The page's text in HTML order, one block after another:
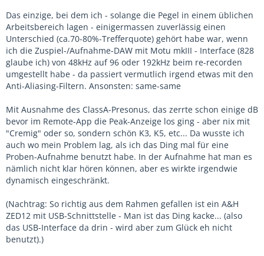
Das einzige, bei dem ich - solange die Pegel in einem üblichen
Arbeitsbereich lagen - einigermassen zuverlässig einen
Unterschied (ca.70-80%-Trefferquote) gehört habe war, wenn
ich die Zuspiel-/Aufnahme-DAW mit Motu mkIII - Interface (828
glaube ich) von 48kHz auf 96 oder 192kHz beim re-recorden
umgestellt habe - da passiert vermutlich irgend etwas mit den
Anti-Aliasing-Filtern. Ansonsten: same-same
Mit Ausnahme des ClassA-Presonus, das zerrte schon einige dB
bevor im Remote-App die Peak-Anzeige los ging - aber nix mit
"Cremig" oder so, sondern schön K3, K5, etc... Da wusste ich
auch wo mein Problem lag, als ich das Ding mal für eine
Proben-Aufnahme benutzt habe. In der Aufnahme hat man es
nämlich nicht klar hören können, aber es wirkte irgendwie
dynamisch eingeschränkt.
(Nachtrag: So richtig aus dem Rahmen gefallen ist ein A&H
ZED12 mit USB-Schnittstelle - Man ist das Ding kacke... (also
das USB-Interface da drin - wird aber zum Glück eh nicht
benutzt).)